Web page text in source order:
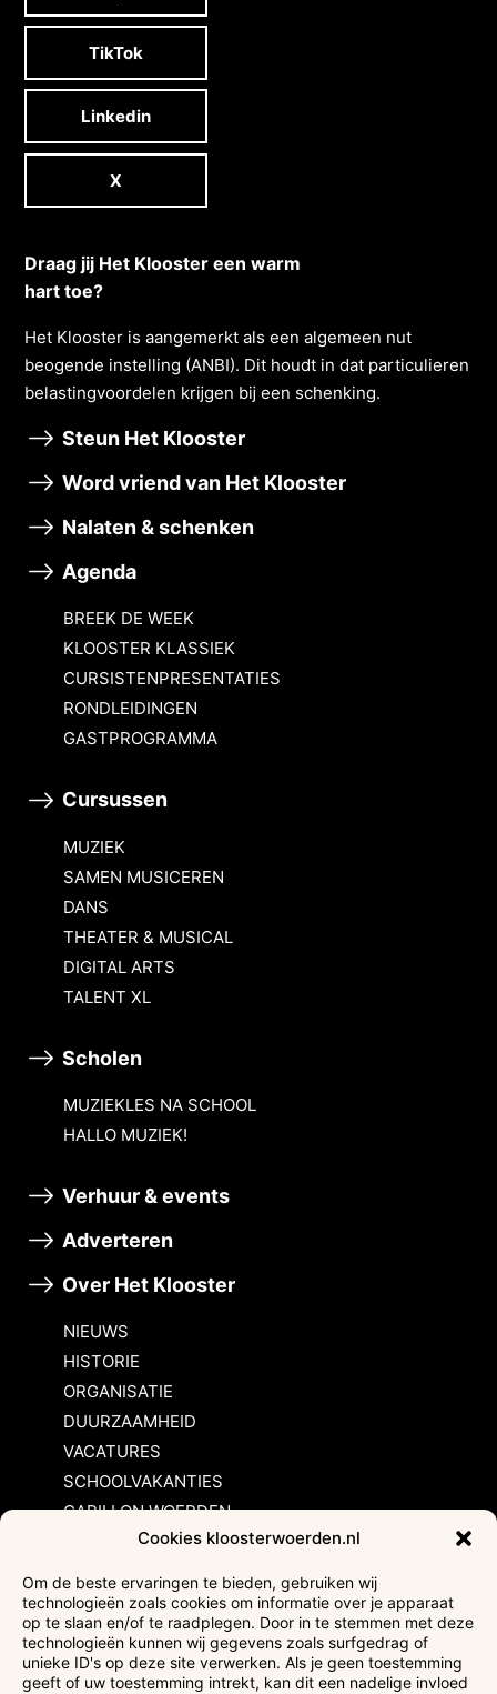
Cookies kloosterwoerden.nl
Om de beste ervaringen te bieden, gebruiken wij
technologieën zoals cookies om informatie over je apparaat
op te slaan en/of te raadplegen. Door in te stemmen met deze
technologieën kunnen wij gegevens zoals surfgedrag of
unieke ID's op deze site verwerken. Als je geen toestemming
geeft of uw toestemming intrekt, kan dit een nadelige invloed
TikTok
Linkedin
X
Draag jij Het Klooster een warm
hart toe?
Het Klooster is aangemerkt als een algemeen nut
beogende instelling (ANBI). Dit houdt in dat particulieren
belastingvoordelen krĳgen bĳ een schenking.
Steun Het Klooster
Word vriend van Het Klooster
Nalaten & schenken
Agenda
BREEK DE WEEK
KLOOSTER KLASSIEK
CURSISTENPRESENTATIES
RONDLEIDINGEN
GASTPROGRAMMA
Cursussen
MUZIEK
SAMEN MUSICEREN
DANS
THEATER & MUSICAL
DIGITAL ARTS
TALENT XL
Scholen
MUZIEKLES NA SCHOOL
HALLO MUZIEK!
Verhuur & events
Adverteren
Over Het Klooster
NIEUWS
HISTORIE
ORGANISATIE
DUURZAAMHEID
VACATURES
SCHOOLVAKANTIES
CARILLON WOERDEN
Inschrijvingsvoorwaarden
Bezoekersvoorwaarden
Huurvoorwaarden
Privacyverklaring